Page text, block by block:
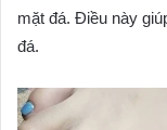
mặt đá. Điều này
đá.